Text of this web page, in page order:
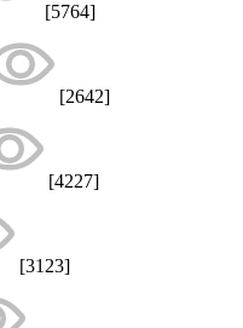
[5764]
[2642]
[4227]
[3123]